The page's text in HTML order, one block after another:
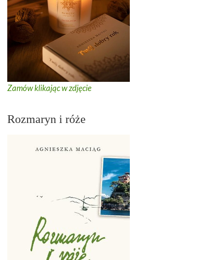
Zamów klikając w zdjęcie
Rozmaryn i róże